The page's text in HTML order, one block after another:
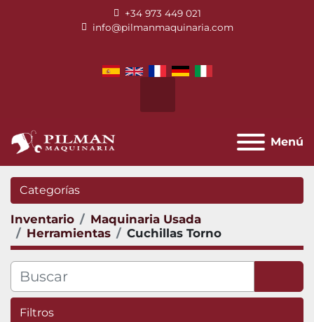
+34 973 449 021
info@pilmanmaquinaria.com
facebook
twitterinstagram
youtube
Menú
Categorías
Inventario
Maquinaria Usada
Herramientas
Cuchillas Torno
Filtros